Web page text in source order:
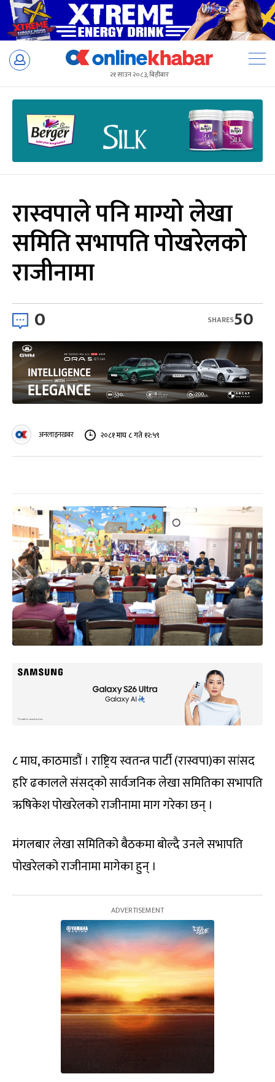
Skip
२१ साउन २०८३, बिहीबार
रास्वपाले पनि माग्यो लेखा
समिति सभापति पोखरेलको
राजीनामा
0 50
SHARES
अनलाइनखबर २०८१ माघ ८ गते १२:५९
८ माघ, काठमाडौं । राष्ट्रिय स्वतन्त्र पार्टी (रास्वपा)का सांसद
हरि ढकालले संसद्को सार्वजनिक लेखा समितिका सभापति
ऋषिकेश पोखरेलको राजीनामा माग गरेका छन् ।
मंगलबार लेखा समितिको बैठकमा बोल्दै उनले सभापति
पोखरेलको राजीनामा मागेका हुन् ।